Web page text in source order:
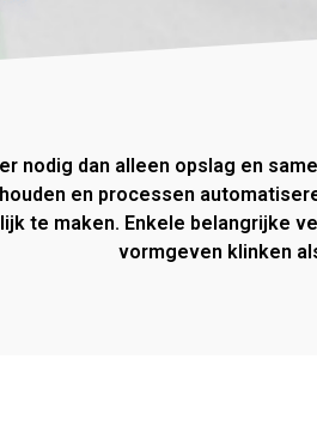
nodig dan alleen opslag en
en processen
te maken. Enkele belangrijke
vormgeven klinken